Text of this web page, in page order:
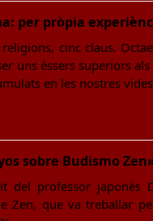
per pròpia
cinc claus.
uns éssers superiors
en les nostres
sobre Budismo
del professor japonès
Zen, que va treballar